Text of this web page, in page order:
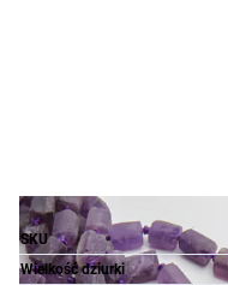
SKU
Wielkość dziurki